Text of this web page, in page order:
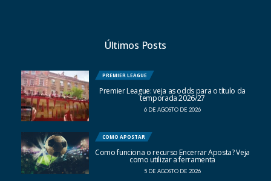
Últimos Posts
PREMIER LEAGUE
Premier League: veja as odds para o título da
temporada 2026/27
6 DE AGOSTO DE 2026
COMO APOSTAR
Como funciona o recurso Encerrar Aposta? Veja
como utilizar a ferramenta
5 DE AGOSTO DE 2026